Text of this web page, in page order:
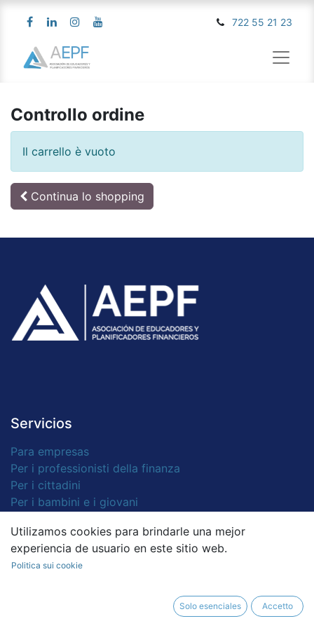
722 55 21 23
Controllo ordine
Il carrello è vuoto
Continua lo shopping
Servicios
Para empresas
Per i professionisti della finanza
Per i cittadini
Per i bambini e i giovani
Términos y condiciones
Utilizamos cookies para brindarle una mejor
experiencia de usuario en este sitio web.
Politica sui cookie
Solo esenciales Accetto